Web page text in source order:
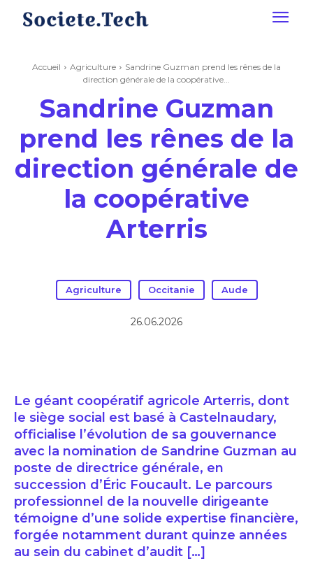
Accueil Agriculture
Sandrine Guzman prend les rênes de la
direction générale de la coopérative...
Sandrine Guzman
prend les rênes de la
direction générale de
la coopérative
Arterris
Agriculture Occitanie Aude
26.06.2026
Le géant coopératif agricole Arterris, dont
le siège social est basé à Castelnaudary,
officialise l’évolution de sa gouvernance
avec la nomination de Sandrine Guzman au
poste de directrice générale, en
succession d’Éric Foucault. Le parcours
professionnel de la nouvelle dirigeante
témoigne d’une solide expertise financière,
forgée notamment durant quinze années
au sein du cabinet d’audit […]